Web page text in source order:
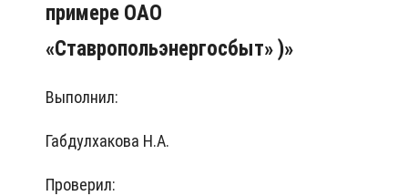
примере ОАО
«Ставропольэнергосбыт»)»
Выполнил:
Габдулхакова Н.А.
Проверил: